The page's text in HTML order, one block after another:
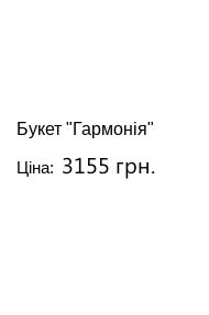
Букет "Гармонія"
Ціна: 3155 грн.